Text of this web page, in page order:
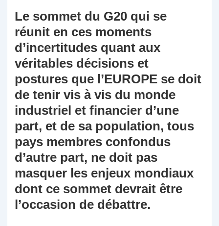
Le sommet du G20 qui se
réunit en ces moments
d’incertitudes quant aux
véritables décisions et
postures que l’EUROPE se doit
de tenir vis à vis du monde
industriel et financier d’une
part, et de sa population, tous
pays membres confondus
d’autre part, ne doit pas
masquer les enjeux mondiaux
dont ce sommet devrait être
l’occasion de débattre.